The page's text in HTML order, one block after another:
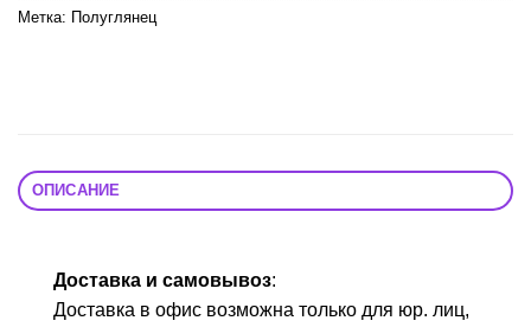
Метка: Полуглянец
ОПИСАНИЕ
Доставка и самовывоз:
Доставка в офис возможна только для юр. лиц,